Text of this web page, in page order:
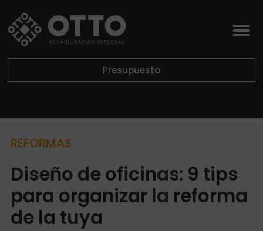
Presupuesto
REFORMAS
Diseño de oficinas: 9 tips
para organizar la reforma
de la tuya